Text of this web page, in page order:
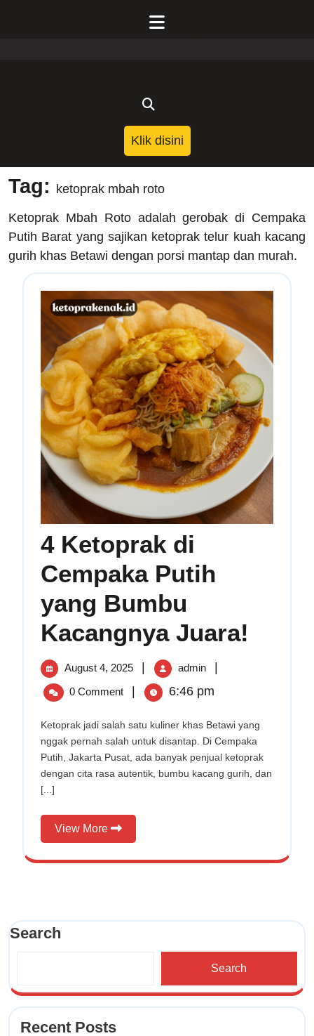
Open
Klik disiniKlik
disini
Tag: ketoprak mbah roto
Ketoprak Mbah Roto adalah gerobak di Cempaka
Putih Barat yang sajikan ketoprak telur kuah kacang
gurih khas Betawi dengan porsi mantap dan murah.
4 Ketoprak di
Cempaka Putih
yang Bumbu
Kacangnya Juara!
Kacangnya
Juara!
August 4, 2025
August
4,
2025
admin
Ketoprak
Cempaka
Putih
yang
Bumbu
0 Comment 6:46 pm
Ketoprak jadi salah satu kuliner khas Betawi yang
nggak pernah salah untuk disantap. Di Cempaka
Putih, Jakarta Pusat, ada banyak penjual ketoprak
dengan cita rasa autentik, bumbu kacang gurih, dan
[...]
View More
View
Search
Search
Recent Posts